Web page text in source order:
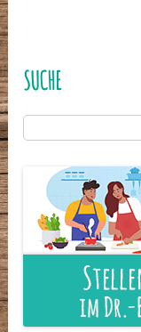
SUCHE
nach: